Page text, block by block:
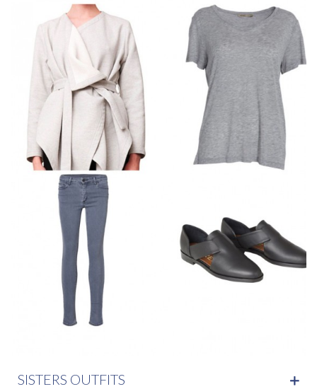
SISTERS OUTFITS